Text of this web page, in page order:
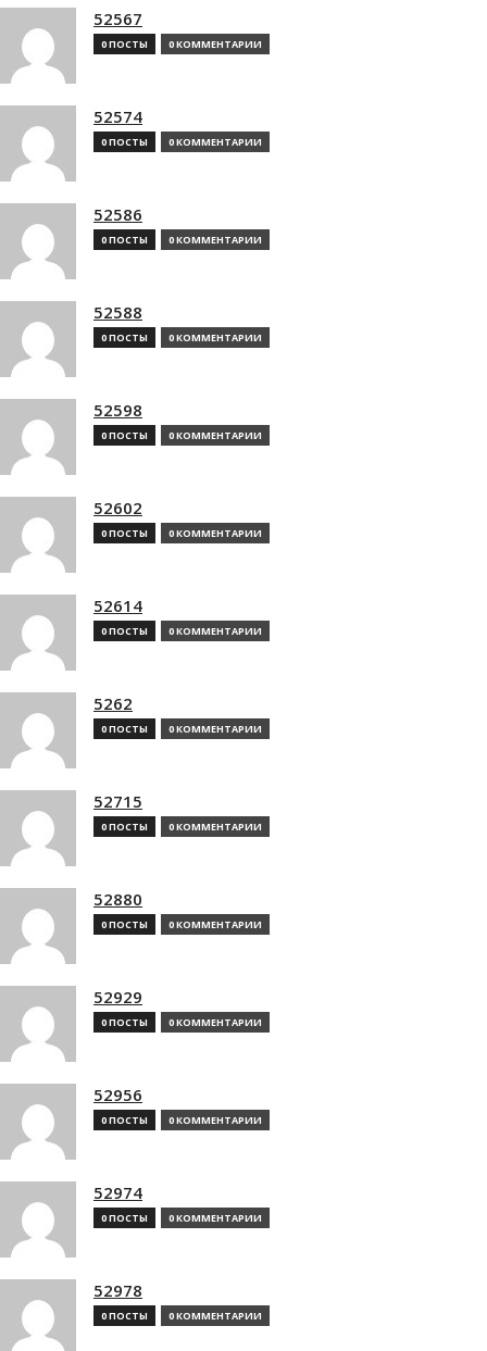
52567
0 ПОСТЫ 0 КОММЕНТАРИИ
52574
0 ПОСТЫ 0 КОММЕНТАРИИ
52586
0 ПОСТЫ 0 КОММЕНТАРИИ
52588
0 ПОСТЫ 0 КОММЕНТАРИИ
52598
0 ПОСТЫ 0 КОММЕНТАРИИ
52602
0 ПОСТЫ 0 КОММЕНТАРИИ
52614
0 ПОСТЫ 0 КОММЕНТАРИИ
5262
0 ПОСТЫ 0 КОММЕНТАРИИ
52715
0 ПОСТЫ 0 КОММЕНТАРИИ
52880
0 ПОСТЫ 0 КОММЕНТАРИИ
52929
0 ПОСТЫ 0 КОММЕНТАРИИ
52956
0 ПОСТЫ 0 КОММЕНТАРИИ
52974
0 ПОСТЫ 0 КОММЕНТАРИИ
52978
0 ПОСТЫ 0 КОММЕНТАРИИ